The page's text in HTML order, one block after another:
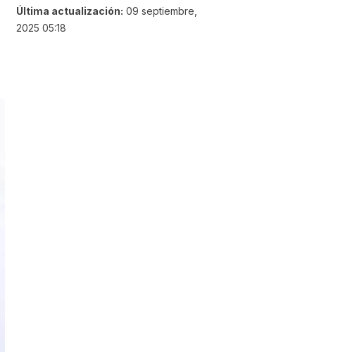
Última actualización: 09 septiembre,
2025 05:18